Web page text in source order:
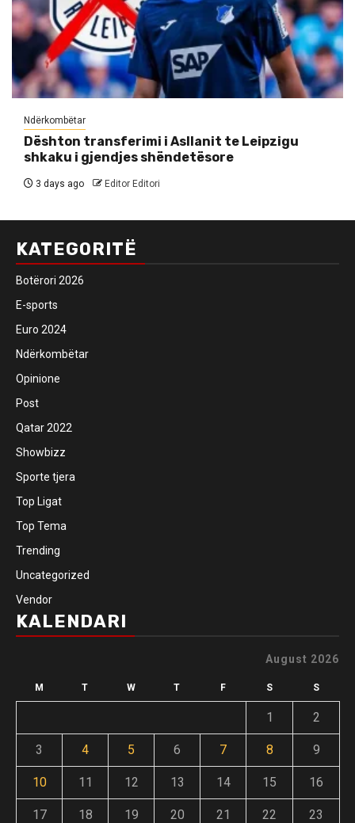
Ndërkombëtar
Dështon transferimi i Asllanit te Leipzigu
shkaku i gjendjes shëndetësore
3 days ago Editor Editori
KATEGORITË
Botërori 2026
E-sports
Euro 2024
Ndërkombëtar
Opinione
Post
Qatar 2022
Showbizz
Sporte tjera
Top Ligat
Top Tema
Trending
Uncategorized
Vendor
KALENDARI
August 2026
M T W T F S S
1 2
3 4 5 6 7 8 9
10 11 12 13 14 15 16
17 18 19 20 21 22 23